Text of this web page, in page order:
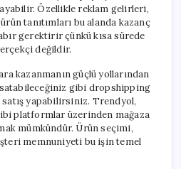
Özellikle reklam gelirleri,
tanıtımları bu alanda kazanç
gerektirir çünkü kısa sürede
değildir.
kazanmanın güçlü yollarından
gibi dropshipping
yapabilirsiniz. Trendyol,
platformlar üzerinden mağaza
mümkündür. Ürün seçimi,
memnuniyeti bu işin temel